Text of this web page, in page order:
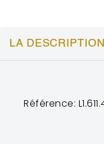
LA DESCRIPTION
Référence: